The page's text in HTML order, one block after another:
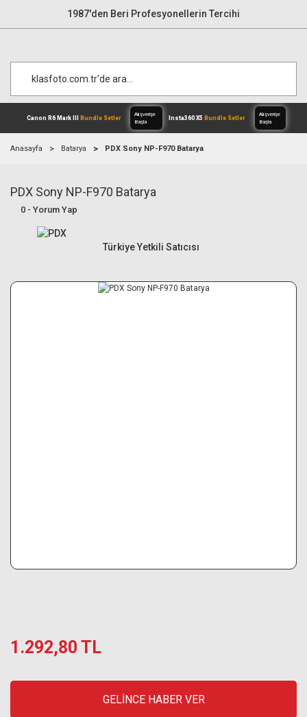
1987'den Beri Profesyonellerin Tercihi
Canon R6 Mark IIIBundle Setler
Anasayfa Batarya PDX Sony NP-F970 Batarya
PDX Sony NP-F970 Batarya
0 - Yorum Yap
Türkiye Yetkili Satıcısı
1.292,80 TL
GELİNCE HABER VER